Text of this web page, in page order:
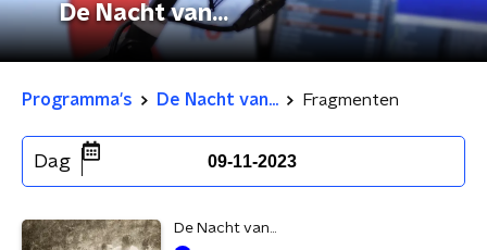
De Nacht van...
Programma's De Nacht van... Fragmenten
Dag 09-11-2023
De Nacht van...